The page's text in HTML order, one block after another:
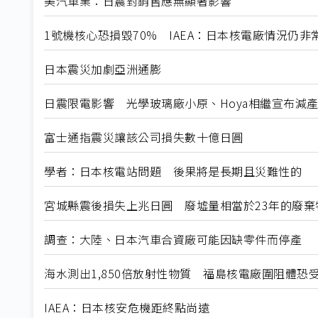
1號機核心恐損毀70% IAEA：日本核電廠情況仍非
日本震災加劇亞洲通膨
日震限電影響 光學玻璃廠小原、Hoya相繼宣布減產
富士通指震災讓該公司損失數十億日圓
學者：日本核電站問題 後果將是長期且災難性的
宮城縣震後損失上兆日圓 廢墟量相當於23年的廢棄
調查：大陸、日本汽車合資廠可能因缺零件而停產
海水測出1,850倍放射性物質 福島核電廠圍阻體恐
IAEA：日本核安危機距終點尚遠